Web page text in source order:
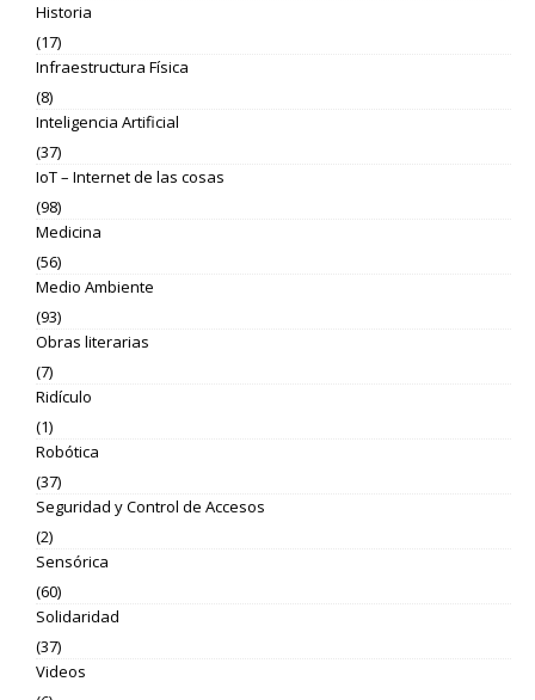
Historia
(17)
Infraestructura Física
(8)
Inteligencia Artificial
(37)
IoT – Internet de las cosas
(98)
Medicina
(56)
Medio Ambiente
(93)
Obras literarias
(7)
Ridículo
(1)
Robótica
(37)
Seguridad y Control de Accesos
(2)
Sensórica
(60)
Solidaridad
(37)
Videos